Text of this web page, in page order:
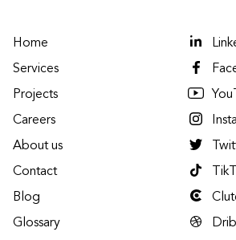
Home
Services
Projects
Careers
About us
Contact
Blog
Glossary